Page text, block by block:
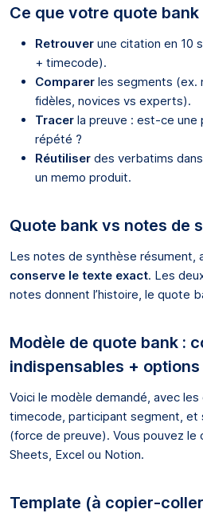
Ce que votre quote
Retrouver une citation en 10
+ timecode).
Comparer les segments (ex.
fidèles, novices vs experts).
Tracer la preuve : est-ce une
répété ?
Réutiliser des verbatims
un memo produit.
Quote bank vs notes de
Les notes de synthèse résument,
conserve le texte exact. Les
notes donnent l’histoire, le quote
Modèle de quote bank :
indispensables +
Voici le modèle demandé, avec
timecode, participant segment, et
(force de preuve). Vous pouvez le
Sheets, Excel ou Notion.
Template (à copier-